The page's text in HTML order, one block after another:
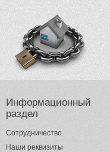
Информационный
раздел
Сотрудничество
Наши реквизиты